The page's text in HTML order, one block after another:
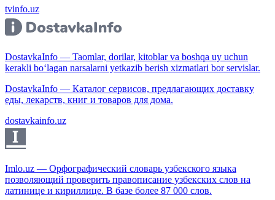
tvinfo.uz
DostavkaInfo — Taomlar, dorilar, kitoblar va boshqa uy uchun
kerakli bo‘lagan narsalarni yetkazib berish xizmatlari bor servislar.
DostavkaInfo — Каталог сервисов, предлагающих доставку
еды, лекарств, книг и товаров для дома.
dostavkainfo.uz
Imlo.uz — Орфографический словарь узбекского языка
позволяющий проверить правописание узбекских слов на
латинице и кириллице. В базе более 87 000 слов.